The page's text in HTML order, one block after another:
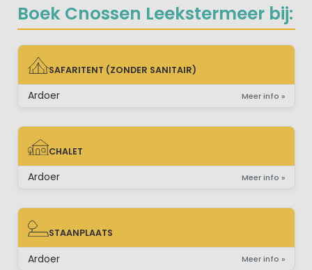
Boek Cnossen Leekstermeer bij:
SAFARITENT (ZONDER SANITAIR)
SAFARITENT (ZONDER SANITAIR)
Ardoer Meer info »
CHALET
CHALET
Ardoer Meer info »
STAANPLAATS
STAANPLAATS
Ardoer Meer info »